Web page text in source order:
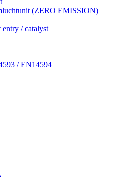
(ZERO EMISSION)
/ catalyst
/ EN14594